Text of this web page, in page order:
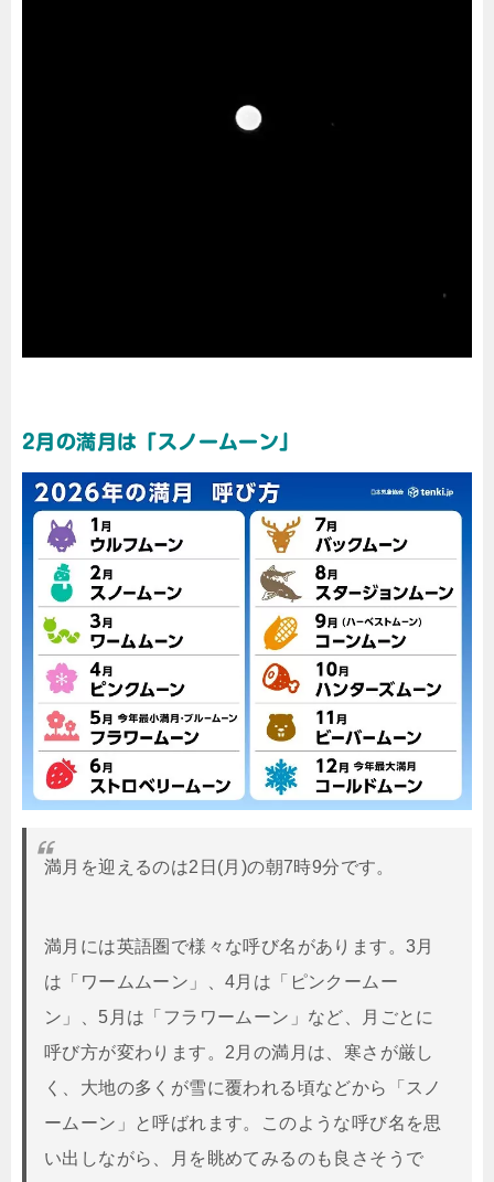
2月の満月は「スノームーン」
満月を迎えるのは2日(月)の朝7時9分です。
満月には英語圏で様々な呼び名があります。3月
は「ワームムーン」、4月は「ピンクームー
ン」、5月は「フラワームーン」など、月ごとに
呼び方が変わります。2月の満月は、寒さが厳し
く、大地の多くが雪に覆われる頃などから「スノ
ームーン」と呼ばれます。このような呼び名を思
い出しながら、月を眺めてみるのも良さそうで